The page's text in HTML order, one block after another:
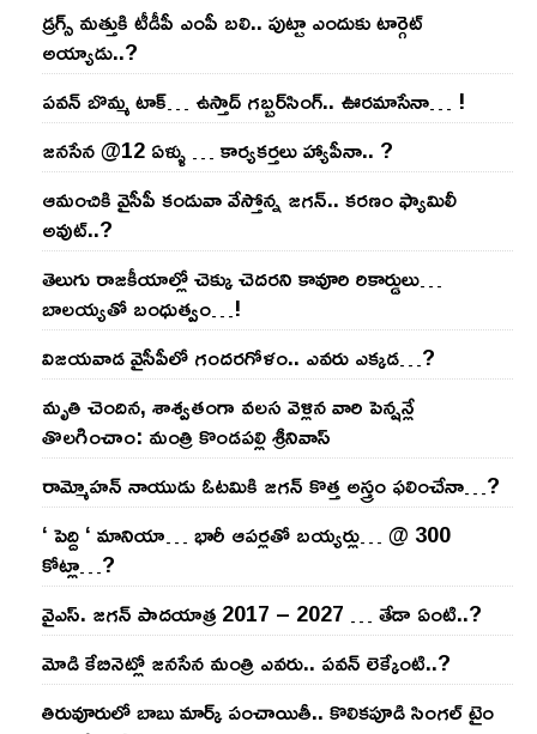
డ్రగ్స్ మత్తుకి టీడీపీ ఎంపీ బలి.. పుట్టా ఎందుకు టార్గెట్
అయ్యాడు..?
ప‌వ‌న్ బొమ్మ టాక్‌… ఉస్తాద్ గ‌బ్బ‌ర్‌సింగ్‌.. ఊర‌మాసేనా… !
జనసేన @12 ఏళ్ళు … కార్యకర్తలు హ్యాపీనా.. ?
ఆమంచికి వైసీపీ కండువా వేస్తోన్న జ‌గ‌న్‌.. క‌ర‌ణం ఫ్యామిలీ
అవుట్‌..?
తెలుగు రాజ‌కీయాల్లో చెక్కు చెద‌ర‌ని కావూరి రికార్డులు…
బాల‌య్యతో బంధుత్వం…!
విజ‌య‌వాడ వైసీపీలో గంద‌ర‌గోళం.. ఎవ‌రు ఎక్క‌డ‌…?
మృతి చెందిన, శాశ్వతంగా వలస వెళ్లిన వారి పెన్ష‌న్లే
తొల‌గించాం: మంత్రి కొండపల్లి శ్రీనివాస్
రామ్మోహ‌న్ నాయుడు ఓట‌మికి జ‌గ‌న్ కొత్త అస్త్రం ఫ‌లించేనా…?
‘ పెద్ది ‘ మానియా… భారీ ఆప‌ర్ల‌తో బ‌య్య‌ర్లు… @ 300
కోట్లా…?
వైఎస్‌. జ‌గ‌న్ పాద‌యాత్ర 2017 – 2027 … తేడా ఏంటి..?
మోడి కేబినెట్లో జ‌నసేన మంత్రి ఎవ‌రు.. ప‌వ‌న్ లెక్కేంటి..?
తిరువూరులో బాబు మార్క్ పంచాయితీ.. కొలిక‌పూడి సింగ‌ల్ టైం